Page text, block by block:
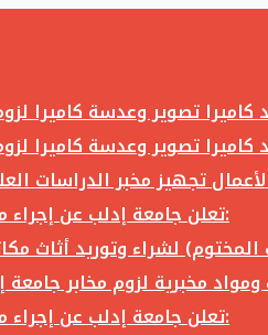
تعلن جامعة إدلب عن إجراء مناقصة (بالظرف المختوم) لشراء وتوريد ما يلي:
تعلن جامعة إدلب عن إجراء مناقصة (بالظرف المختوم) لشراء وتوريد ما يلي: